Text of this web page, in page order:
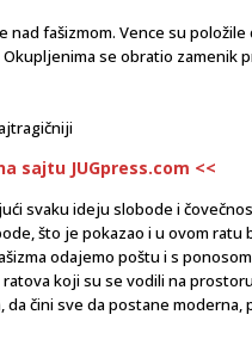
fašizmom. Vence su položile
Okupljenima se obratio zamenik
sajtu JUGpress.com <<
svaku ideju slobode i
što je pokazao i u ovom
odajemo poštu i s
koji su se vodili na
čini sve da postane